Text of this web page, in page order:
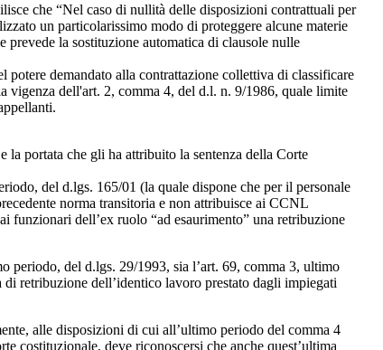
che “Nel caso di nullità delle disposizioni contrattuali per
un particolarissimo modo di proteggere alcune materie
la sostituzione automatica di clausole nulle
demandato alla contrattazione collettiva di classificare
vigenza dell'art. 2, comma 4, del d.l. n. 9/1986, quale limite
portata che gli ha attribuito la sentenza della Corte
del d.lgs. 165/01 (la quale dispone che per il personale
norma transitoria e non attribuisce ai CCNL
funzionari dell’ex ruolo “ad esaurimento” una retribuzione
periodo, del d.lgs. 29/1993, sia l’art. 69, comma 3, ultimo
retribuzione dell’identico lavoro prestato dagli impiegati
alle disposizioni di cui all’ultimo periodo del comma 4
costituzionale, deve riconoscersi che anche quest’ultima